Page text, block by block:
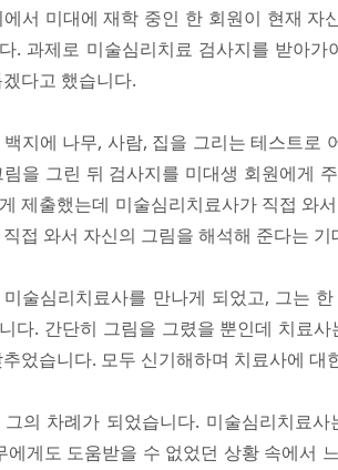
서 미대에 재학 중인 한 회원이 현재 자
. 과제로 미술심리치료 검사지를 받아
다고 했습니다.
지에 나무, 사람, 집을 그리는 테스트로
을 그린 뒤 검사지를 미대생 회원에게
제출했는데 미술심리치료사가 직접 와
접 와서 자신의 그림을 해석해 준다는
미술심리치료사를 만나게 되었고, 그는
다. 간단히 그림을 그렸을 뿐인데 치료
었습니다. 모두 신기해하며 치료사에 대
그의 차례가 되었습니다. 미술심리치료
에게도 도움받을 수 없었던 상황 속에서